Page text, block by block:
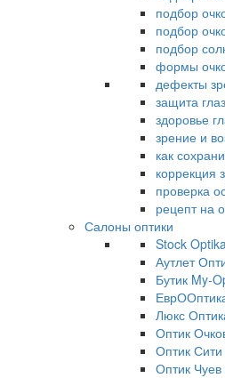
подбор
подбор
подбор
формы
дефекты
защита
здоровье
зрение и
как
коррекция
проверка
рецепт на
Салоны оптики
Stock
Аутлет
Бутик My-
Люкс
Оптик
Оптик
Оптик